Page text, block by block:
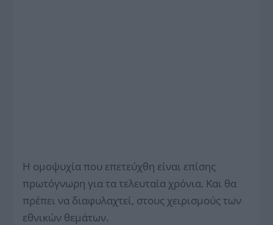
Η ομοψυχία που επετεύχθη είναι επίσης
πρωτόγνωρη για τα τελευταία χρόνια. Και θα
πρέπει να διαφυλαχτεί, στους χειρισμούς των
εθνικών θεμάτων.